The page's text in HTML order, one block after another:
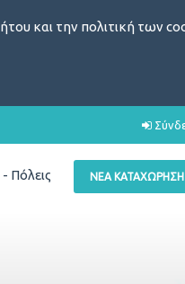
και την πολιτική των
ΝΈΑ ΚΑΤΑΧΏΡΗΣΗ
Πόλεις